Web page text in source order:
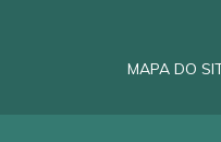
MAPA DO